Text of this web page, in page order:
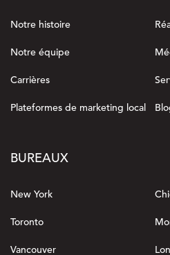
Notre histoire
Notre équipe
Carrières
Plateformes de marketing local
BUREAUX
New York
Toronto
Vancouver